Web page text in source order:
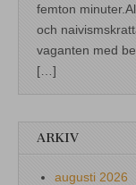
femton
och
vaganten med
[…]
ARKIV
augusti 2026